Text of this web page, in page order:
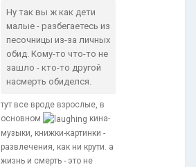
Ну так вы ж как дети
малые - разбегаетесь из
песочницы из-за личных
обид. Кому-то что-то не
зашло - кто-то другой
насмерть обиделся.
тут все вроде взрослые, в
основном
кина-
музыки, книжки-картинки -
развлечения, как ни крути. а
жизнь и смерть - это не